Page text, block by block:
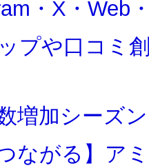
・X・Web
プや口コミ
増加シーズ
ながる】ア